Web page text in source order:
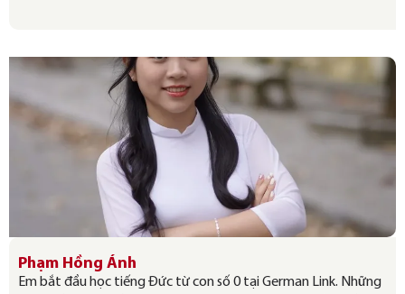
Phạm Hồng Ánh
Em bắt đầu học tiếng Đức từ con số 0 tại German Link. Những